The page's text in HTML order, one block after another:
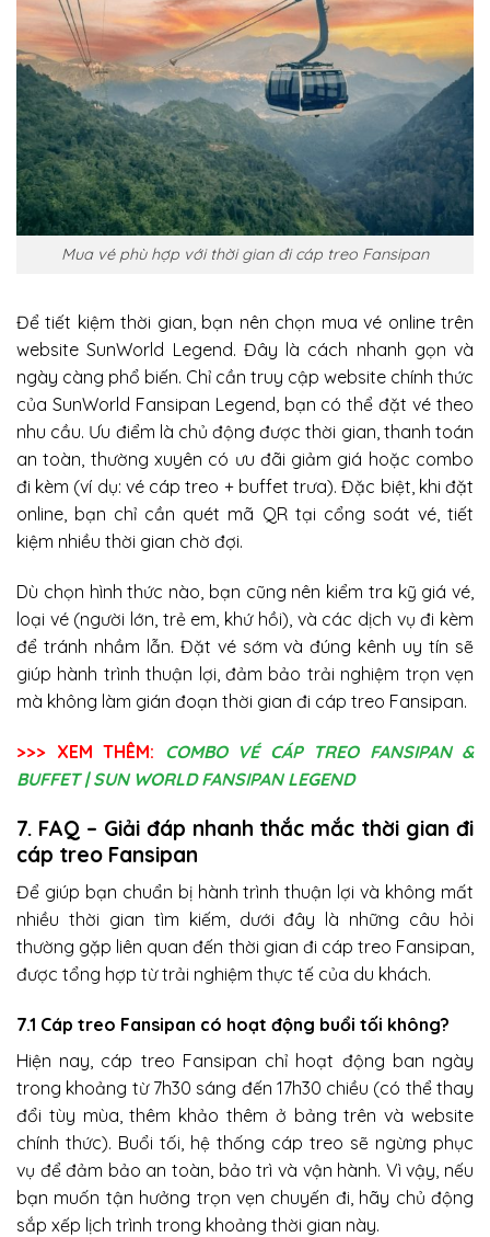
Mua vé phù hợp với thời gian đi cáp treo Fansipan
Để tiết kiệm thời gian, bạn nên chọn mua vé online trên
website SunWorld Legend. Đây là cách nhanh gọn và
ngày càng phổ biến. Chỉ cần truy cập website chính thức
của SunWorld Fansipan Legend, bạn có thể đặt vé theo
nhu cầu. Ưu điểm là chủ động được thời gian, thanh toán
an toàn, thường xuyên có ưu đãi giảm giá hoặc combo
đi kèm (ví dụ: vé cáp treo + buffet trưa). Đặc biệt, khi đặt
online, bạn chỉ cần quét mã QR tại cổng soát vé, tiết
kiệm nhiều thời gian chờ đợi.
Dù chọn hình thức nào, bạn cũng nên kiểm tra kỹ giá vé,
loại vé (người lớn, trẻ em, khứ hồi), và các dịch vụ đi kèm
để tránh nhầm lẫn. Đặt vé sớm và đúng kênh uy tín sẽ
giúp hành trình thuận lợi, đảm bảo trải nghiệm trọn vẹn
mà không làm gián đoạn thời gian đi cáp treo Fansipan.
>>> XEM THÊM: COMBO VÉ CÁP TREO FANSIPAN &
BUFFET | SUN WORLD FANSIPAN LEGEND
7. FAQ – Giải đáp nhanh thắc mắc thời gian đi
cáp treo Fansipan
Để giúp bạn chuẩn bị hành trình thuận lợi và không mất
nhiều thời gian tìm kiếm, dưới đây là những câu hỏi
thường gặp liên quan đến thời gian đi cáp treo Fansipan,
được tổng hợp từ trải nghiệm thực tế của du khách.
7.1 Cáp treo Fansipan có hoạt động buổi tối không?
Hiện nay, cáp treo Fansipan chỉ hoạt động ban ngày
trong khoảng từ 7h30 sáng đến 17h30 chiều (có thể thay
đổi tùy mùa, thêm khảo thêm ở bảng trên và website
chính thức). Buổi tối, hệ thống cáp treo sẽ ngừng phục
vụ để đảm bảo an toàn, bảo trì và vận hành. Vì vậy, nếu
bạn muốn tận hưởng trọn vẹn chuyến đi, hãy chủ động
sắp xếp lịch trình trong khoảng thời gian này.